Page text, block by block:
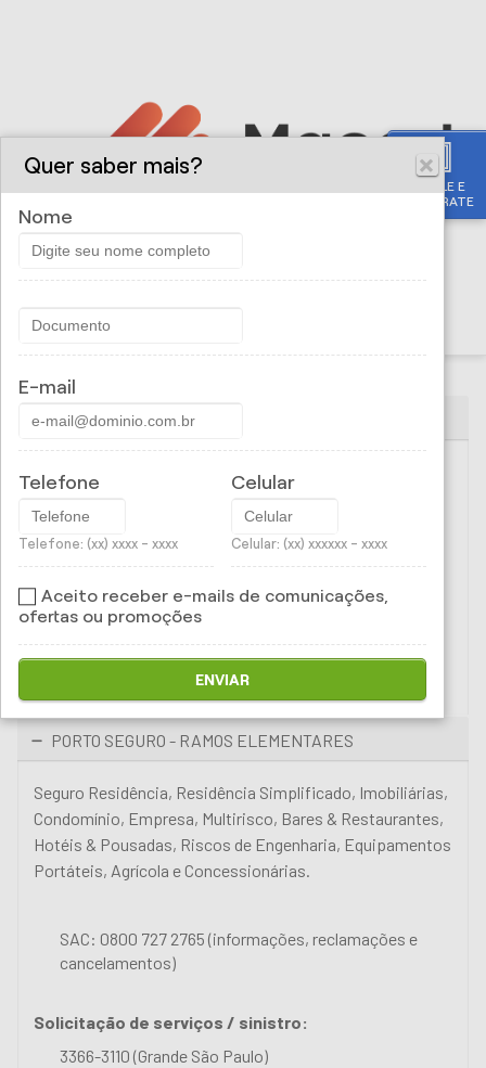
SIMULE E
CONTRATE
PORTO SEGURO AUTO - AUTOMÓVEL E MOTO
cancelamentos)
Solicitação de serviços / sinistro:
333-PORTO o mesmo que 333-76786 (Grande São
Paulo e Grande Rio)
Grandes Centros)
0800 727 0800 (Demais Localidades)
PORTO SEGURO - RAMOS ELEMENTARES
Seguro Residência, Residência Simplificado, Imobiliárias,
Condomínio, Empresa, Multirisco, Bares & Restaurantes,
Hotéis & Pousadas, Riscos de Engenharia, Equipamentos
Portáteis, Agrícola e Concessionárias.
SAC: 0800 727 2765 (informações, reclamações e
cancelamentos)
Solicitação de serviços / sinistro:
3366-3110 (Grande São Paulo)
Quer saber mais?
Nome
E-mail
Telefone
Telefone: (xx) xxxx - xxxx
Celular
Celular: (xx) xxxxxx - xxxx
Aceito receber e-mails de comunicações,
ofertas ou promoções
ENVIAR